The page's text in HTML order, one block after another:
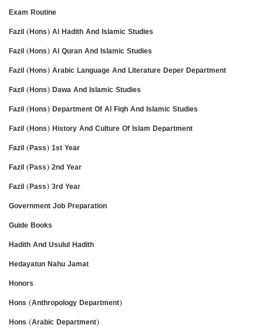
Exam Routine
Fazil (Hons) Al Hadith And Islamic Studies
Fazil (Hons) Al Quran And Islamic Studies
Fazil (Hons) Arabic Language And Literature Deper Department
Fazil (Hons) Dawa And Islamic Studies
Fazil (Hons) Department Of Al Fiqh And Islamic Studies
Fazil (Hons) History And Culture Of Islam Department
Fazil (Pass) 1st Year
Fazil (Pass) 2nd Year
Fazil (Pass) 3rd Year
Government Job Preparation
Guide Books
Hadith And Usulul Hadith
Hedayatun Nahu Jamat
Honors
Hons (Anthropology Department)
Hons (Arabic Department)